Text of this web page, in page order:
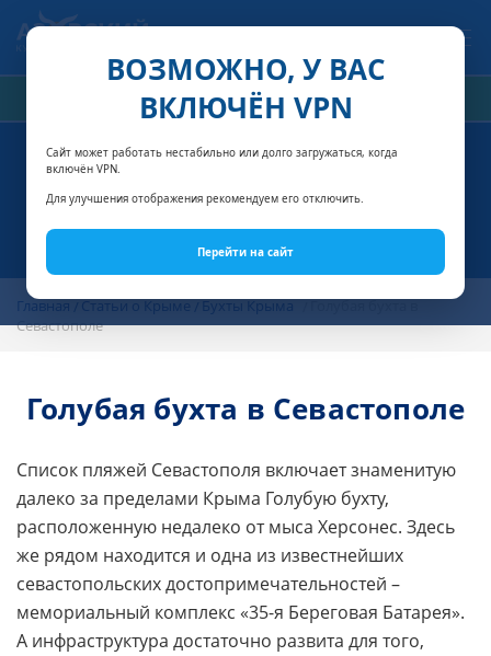
ВОЗМОЖНО, У ВАС
ВКЛЮЧЁН VPN
Сайт может работать нестабильно или долго загружаться, когда
включён VPN.
Для улучшения отображения рекомендуем его отключить.
Перейти на сайт
РАСЧЁТ СТОИМОСТИ
Главная Статьи о Крыме Бухты Крыма
Севастополе
Голубая бухта в Севастополе
Список пляжей Севастополя включает знаменитую
далеко за пределами Крыма Голубую бухту,
расположенную недалеко от мыса Херсонес. Здесь
же рядом находится и одна из известнейших
севастопольских достопримечательностей –
мемориальный комплекс «35-я Береговая Батарея».
А инфраструктура достаточно развита для того,